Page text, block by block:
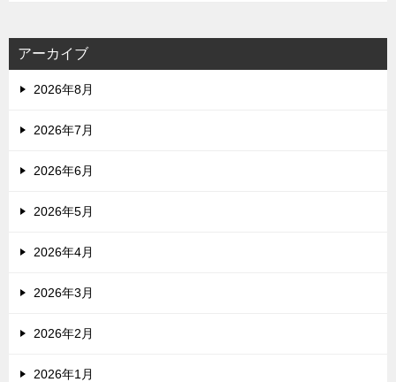
アーカイブ
2026年8月
2026年7月
2026年6月
2026年5月
2026年4月
2026年3月
2026年2月
2026年1月